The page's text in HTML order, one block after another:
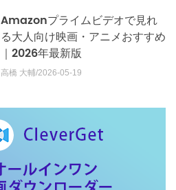
Amazonプライムビデオで見れ
る大人向け映画・アニメおすすめ
｜2026年最新版
高橋 大輔/2026-05-19